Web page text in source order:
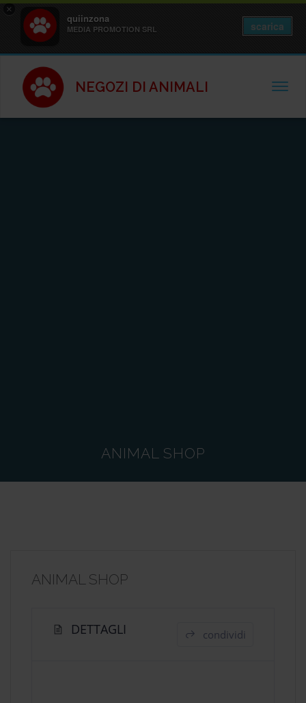
×
quiinzona
MEDIA PROMOTION SRL scarica
NEGOZI DI ANIMALI
ANIMAL SHOP
ANIMAL SHOP
DETTAGLI condividi